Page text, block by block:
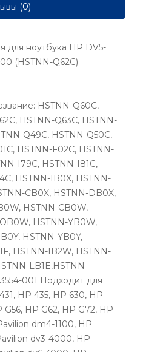
(0)
для ноутбука HP DV5-
(HSTNN-Q62C)
HSTNN-Q60C,
HSTNN-Q63C, HSTNN-
Q49C, HSTNN-Q50C,
HSTNN-F02C, HSTNN-
I79C, HSTNN-I81C,
HSTNN-IB0X, HSTNN-
CB0X, HSTNN-DB0X,
HSTNN-CB0W,
HSTNN-YB0W,
HSTNN-YB0Y,
HSTNN-IB2W, HSTNN-
LB1E,HSTNN-
001 Подходит для
HP 435, HP 630, HP
G56, HP G62, HP G72, HP
dm4-1100, HP
dv3-4000, HP